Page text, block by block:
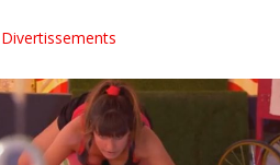
Divertissements